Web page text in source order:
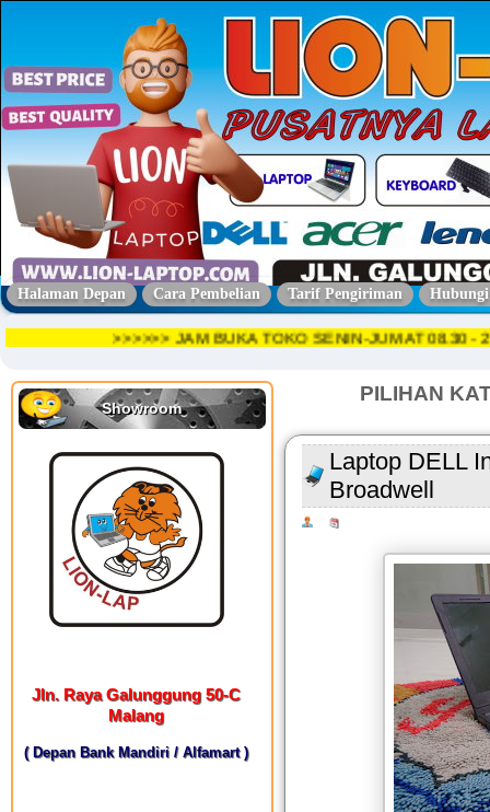
Halaman Depan Cara Pembelian Tarif Pengiriman
>>>>>> JAM BUKA TOKO SENIN-JUMAT
Showroom
Jln. Raya Galunggung 50-C
Malang
( Depan Bank Mandiri / Alfamart )
PILIHAN
Laptop DELL
Broadwell